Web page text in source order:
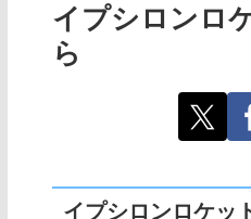
イプシロンロ
ら
イプシロンロケッ